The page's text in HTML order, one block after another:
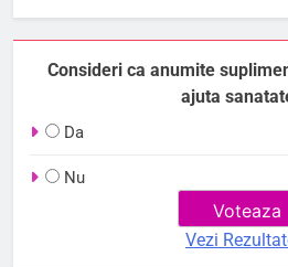
Consideri ca anumite
ajuta
Da
Nu
Vezi